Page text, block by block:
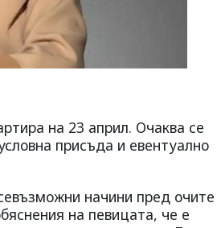
на 23 април. Очаква се
присъда и евентуално
начини пред очите
на певицата, че е